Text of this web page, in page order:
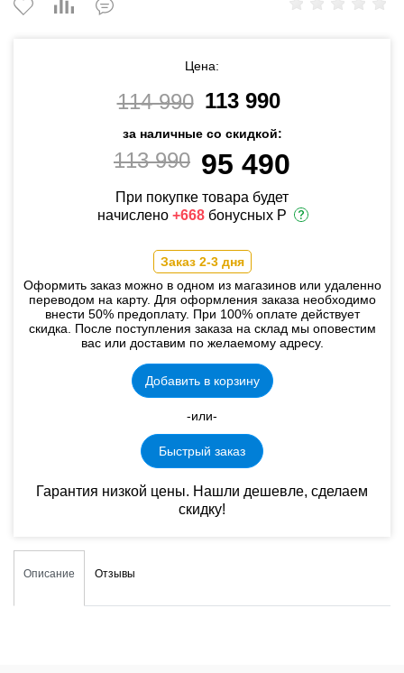
Цена:
114 990 113 990
за наличные со скидкой:
113 990 95 490
При покупке товара будет
начислено +668 бонусных Р
Заказ 2-3 дня
Оформить заказ можно в одном из магазинов или удаленно
переводом на карту. Для оформления заказа необходимо
внести 50% предоплату. При 100% оплате действует
скидка. После поступления заказа на склад мы оповестим
вас или доставим по желаемому адресу.
Добавить в корзину
-или-
Быстрый заказ
Гарантия низкой цены. Нашли дешевле, сделаем
скидку!
Описание Отзывы